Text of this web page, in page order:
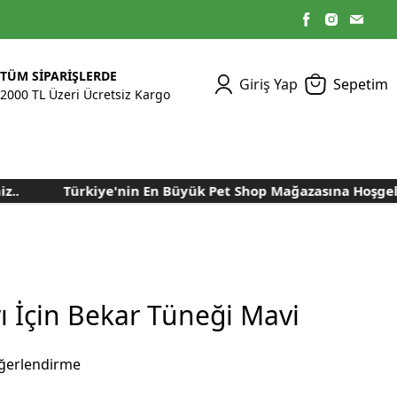
TÜM SİPARİŞLERDE
2000 TL Üzeri Ücretsiz Kargo
Giriş Yap Sepetim
Kümes Ekipmanları
Makineleri
Nem Alma Makineleri
Nem ve Isı Ölçer
Kuluçka Malzemeleri
Kedi Yaş Mamaları
Bakım Sağlık
Tasmalar
Bakım Sağlık
Tavşan Yemleri
Türkiye'nin En Büyük Pet Shop Mağazasına
İçin Bekar Tüneği Mavi